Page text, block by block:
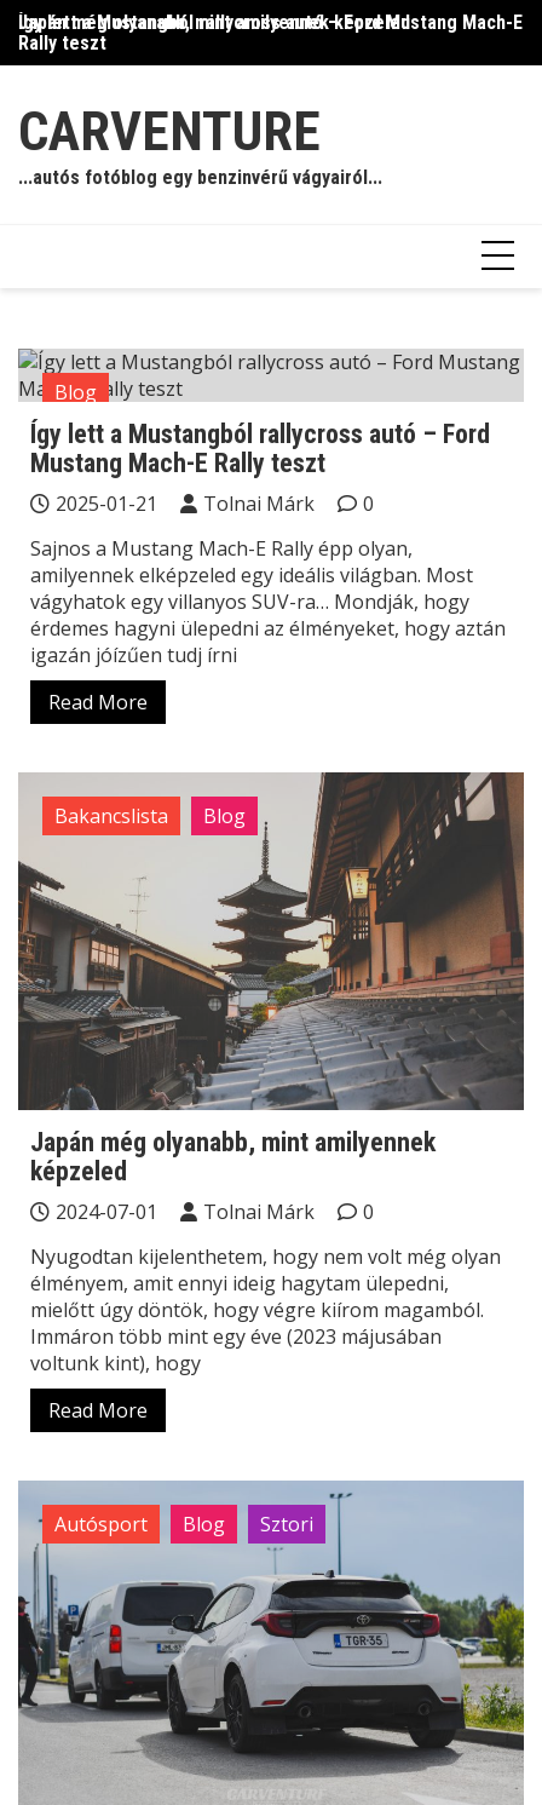
Skip
content
Így lett a Mustangból rallycross autó – Ford Mustang Mach-E
Rally teszt
Japán még olyanabb, mint amilyennek képzeled
CARVENTURE
...autós fotóblog egy benzinvérű vágyairól...
Blog
Így lett a Mustangból rallycross autó – Ford
Mustang Mach-E Rally teszt
2025-01-21 Tolnai Márk
0
Sajnos a Mustang Mach-E Rally épp olyan,
amilyennek elképzeled egy ideális világban. Most
vágyhatok egy villanyos SUV-ra… Mondják, hogy
érdemes hagyni ülepedni az élményeket, hogy aztán
igazán jóízűen tudj írni
Read More
Bakancslista Blog
Japán még olyanabb, mint amilyennek
képzeled
2024-07-01 Tolnai Márk
0
Nyugodtan kijelenthetem, hogy nem volt még olyan
élményem, amit ennyi ideig hagytam ülepedni,
mielőtt úgy döntök, hogy végre kiírom magamból.
Immáron több mint egy éve (2023 májusában
voltunk kint), hogy
Read More
Autósport Blog Sztori